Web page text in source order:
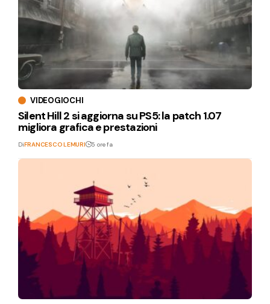
VIDEOGIOCHI
Silent Hill 2 si aggiorna su PS5: la patch 1.07
migliora grafica e prestazioni
DiFRANCESCO LEMURI 5 ore fa